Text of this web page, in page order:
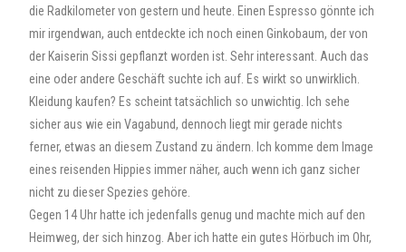
die Radkilometer von gestern und heute. Einen Espresso gönnte ich
mir irgendwan, auch entdeckte ich noch einen Ginkobaum, der von
der Kaiserin Sissi gepflanzt worden ist. Sehr interessant. Auch das
eine oder andere Geschäft suchte ich auf. Es wirkt so unwirklich.
Kleidung kaufen? Es scheint tatsächlich so unwichtig. Ich sehe
sicher aus wie ein Vagabund, dennoch liegt mir gerade nichts
ferner, etwas an diesem Zustand zu ändern. Ich komme dem Image
eines reisenden Hippies immer näher, auch wenn ich ganz sicher
nicht zu dieser Spezies gehöre.
Gegen 14 Uhr hatte ich jedenfalls genug und machte mich auf den
Heimweg, der sich hinzog. Aber ich hatte ein gutes Hörbuch im Ohr,